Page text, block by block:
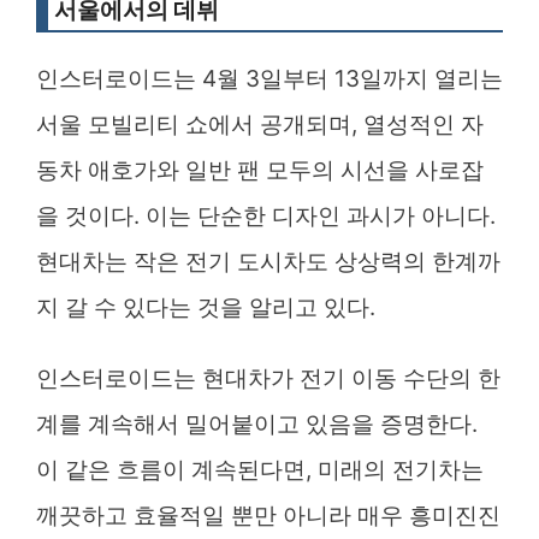
서울에서의 데뷔
인스터로이드는 4월 3일부터 13일까지 열리는
서울 모빌리티 쇼에서 공개되며, 열성적인 자
동차 애호가와 일반 팬 모두의 시선을 사로잡
을 것이다. 이는 단순한 디자인 과시가 아니다.
현대차는 작은 전기 도시차도 상상력의 한계까
지 갈 수 있다는 것을 알리고 있다.
인스터로이드는 현대차가 전기 이동 수단의 한
계를 계속해서 밀어붙이고 있음을 증명한다.
이 같은 흐름이 계속된다면, 미래의 전기차는
깨끗하고 효율적일 뿐만 아니라 매우 흥미진진